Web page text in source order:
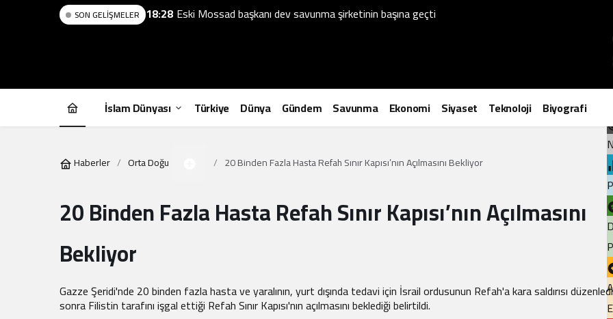
SON GELIŞMELER 18:28 Eski Mossad başkanı dev savunma şirketinin başına geçti
İslam Dünyası Türkiye Dünya Gündem Savunma Ekonomi Siyaset Teknoloji Biyografi
Haberler Orta Doğu 20 Binden Fazla Hasta Refah Sınır Kapısı’nın Açılmasını Bekliyor
20 Binden Fazla Hasta Refah Sınır Kapısı’nın Açılmasını
Bekliyor
Gazze Şeridi'nde 20 binden fazla hasta ve yaralının, yurt dışında tedavi için İsrail ordusunun Refah'a kara saldırısı
sonra Filistin tarafını işgal ettiği Refah Sınır Kapısı'nın açılmasını beklediği belirtildi.